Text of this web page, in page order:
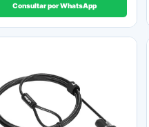
Consultar por WhatsApp